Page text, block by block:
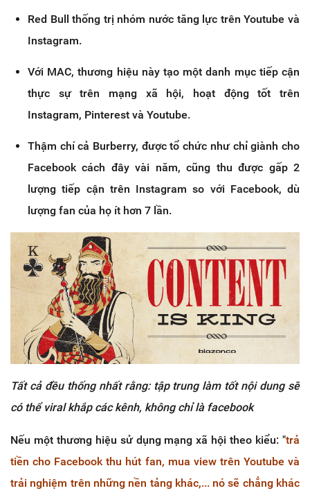
Red Bull thống trị nhóm nước tăng lực trên Youtube và
Instagram.
Với MAC, thương hiệu này tạo một danh mục tiếp cận
thực sự trên mạng xã hội, hoạt động tốt trên
Instagram, Pinterest và Youtube.
Thậm chí cả Burberry, được tổ chức như chỉ giành cho
Facebook cách đây vài năm, cũng thu được gấp 2
lượng tiếp cận trên Instagram so với Facebook, dù
lượng fan của họ ít hơn 7 lần.
Tất cả đều thống nhất rằng: tập trung làm tốt nội dung sẽ
có thể viral khắp các kênh, không chỉ là facebook
Nếu một thương hiệu sử dụng mạng xã hội theo kiểu: "trả
tiền cho Facebook thu hút fan, mua view trên Youtube và
trải nghiệm trên những nền tảng khác,... nó sẽ chẳng khác